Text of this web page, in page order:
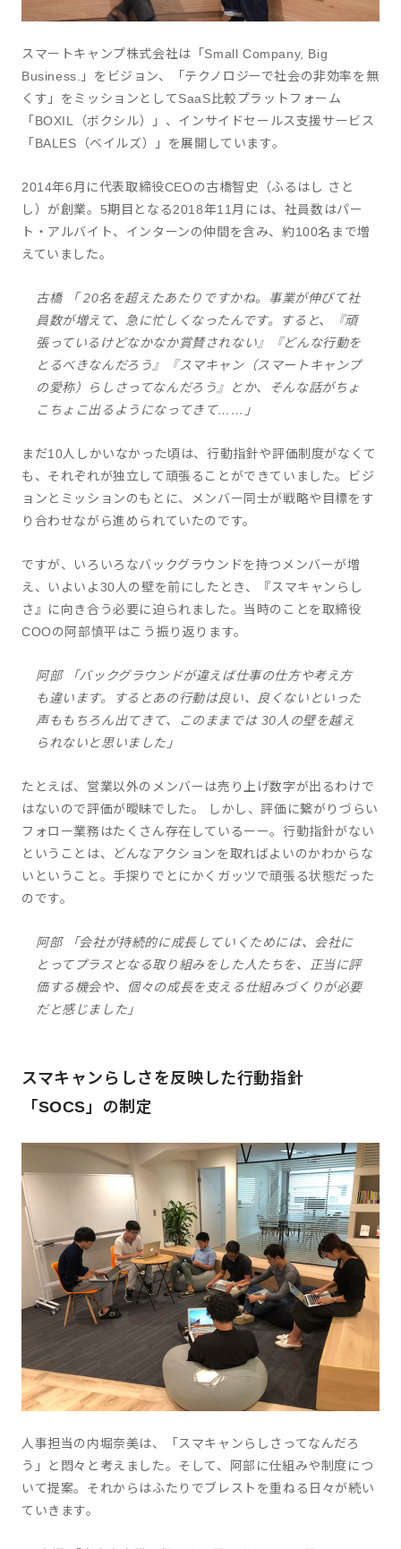
スマートキャンプ株式会社は「Small Company, Big
Business.」をビジョン、「テクノロジーで社会の非効率を無
くす」をミッションとしてSaaS比較プラットフォーム
「BOXIL（ボクシル）」、インサイドセールス支援サービス
「BALES（ベイルズ）」を展開しています。
2014年6月に代表取締役CEOの古橋智史（ふるはし さと
し）が創業。5期目となる2018年11月には、社員数はパー
ト・アルバイト、インターンの仲間を含み、約100名まで増
えていました。
古橋 「 20名を超えたあたりですかね。事業が伸びて社
員数が増えて、急に忙しくなったんです。すると、『頑
張っているけどなかなか賞賛されない』『どんな行動を
とるべきなんだろう』『スマキャン（スマートキャンプ
の愛称）らしさってなんだろう』とか、そんな話がちょ
こちょこ出るようになってきて……」
まだ10人しかいなかった頃は、行動指針や評価制度がなくて
も、それぞれが独立して頑張ることができていました。ビジ
ョンとミッションのもとに、メンバー同士が戦略や目標をす
り合わせながら進められていたのです。
ですが、いろいろなバックグラウンドを持つメンバーが増
え、いよいよ30人の壁を前にしたとき、『スマキャンらし
さ』に向き合う必要に迫られました。当時のことを取締役
COOの阿部慎平はこう振り返ります。
阿部 「バックグラウンドが違えば仕事の仕方や考え方
も違います。するとあの行動は良い、良くないといった
声ももちろん出てきて、このままでは 30人の壁を越え
られないと思いました」
たとえば、営業以外のメンバーは売り上げ数字が出るわけで
はないので評価が曖昧でした。 しかし、評価に繋がりづらい
フォロー業務はたくさん存在しているーー。行動指針がない
ということは、どんなアクションを取ればよいのかわからな
いということ。手探りでとにかくガッツで頑張る状態だった
のです。
阿部 「会社が持続的に成長していくためには、会社に
とってプラスとなる取り組みをした人たちを、正当に評
価する機会や、個々の成長を支える仕組みづくりが必要
だと感じました」
スマキャンらしさを反映した行動指針
「SOCS」の制定
人事担当の内堀奈美は、「スマキャンらしさってなんだろ
う」と悶々と考えました。そして、阿部に仕組みや制度につ
いて提案。それからはふたりでブレストを重ねる日々が続い
ていきます。